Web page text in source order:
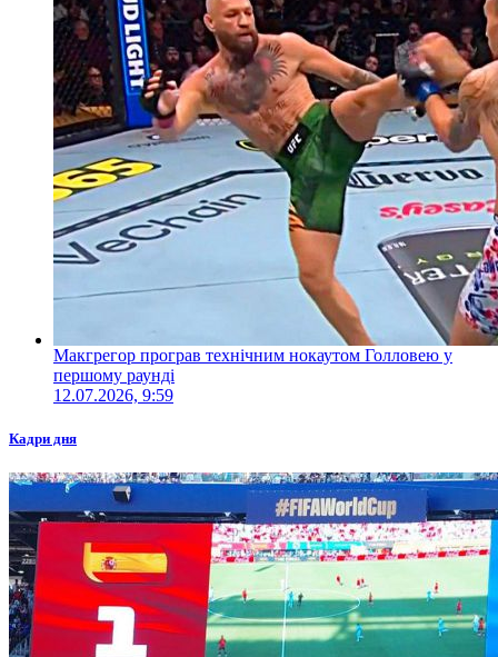
Макгрегор програв технічним нокаутом Голловею у
першому раунді
12.07.2026, 9:59
Кадри дня